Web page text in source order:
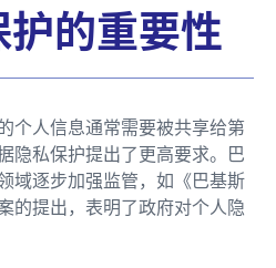
护的重要性
个人信息通常需要被共享给第
隐私保护提出了更高要求。巴
域逐步加强监管，如《巴基斯
的提出，表明了政府对个人隐